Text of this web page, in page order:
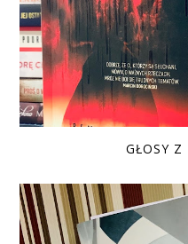
GŁOSY Z